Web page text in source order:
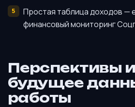
Простая таблица доходов —
финансовый мониторинг
Перспективы и
будущее
работы